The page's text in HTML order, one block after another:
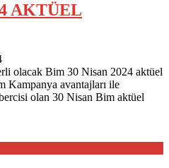
AKTÜEL
olacak Bim 30 Nisan 2024 aktüel
Kampanya avantajları ile
olan 30 Nisan Bim aktüel